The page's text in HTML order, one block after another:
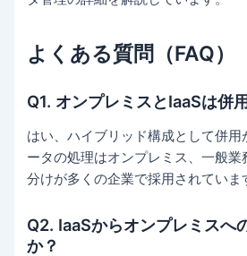
よくある質問（FAQ）
Q1. オンプレミスとIaaSは併
はい、ハイブリッド構成として併
ータの処理はオンプレミス、一般業
分けが多くの企業で採用されていま
Q2. IaaSからオンプレミスへ
か？